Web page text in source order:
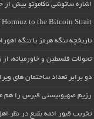
اشاره ساتوشی ناکاموتو بیش
Hormuz to the Bitcoin Strait
تاریخچه تنگه هرمز یا تنگه
تحولات فلسطین و خاورمیانه،
دو برابر تعداد ساختمان های
رژیم صهیونیستی قبرس را هم
تخریب قبور ائمه بقیع در نظر